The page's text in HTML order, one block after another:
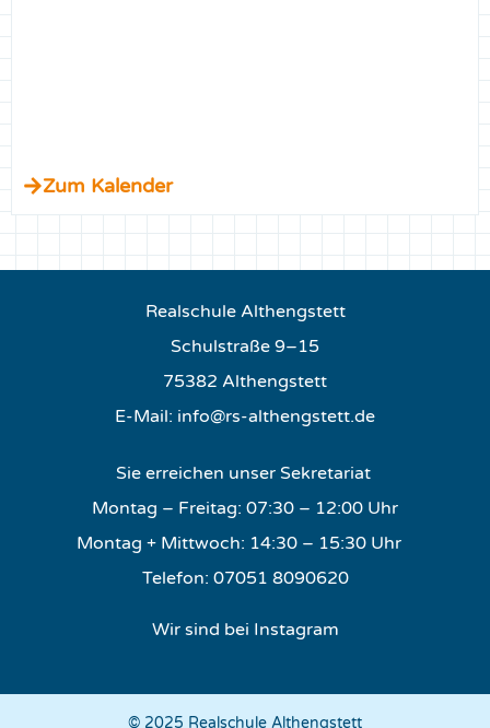
Zum Kalender
Realschule Althengstett
Schulstraße 9–15
75382 Althengstett
E-Mail: info@rs-althengstett.de
Sie erreichen unser Sekretariat
Montag – Freitag: 07:30 – 12:00 Uhr
Montag + Mittwoch: 14:30 – 15:30 Uhr
Telefon: 07051 8090620
Wir sind bei Instagram
© 2025 Realschule Althengstett